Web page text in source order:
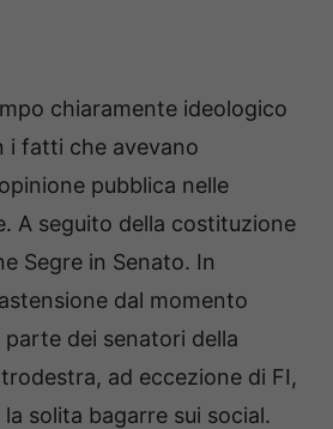
chiaramente ideologico
i fatti che avevano
pubblica nelle
A seguito della costituzione
Segre in Senato. In
dal momento
parte dei senatori della
ad eccezione di FI,
solita bagarre sui social.